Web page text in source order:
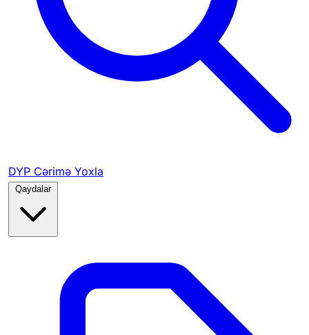
DYP Cərimə Yoxla
Qaydalar